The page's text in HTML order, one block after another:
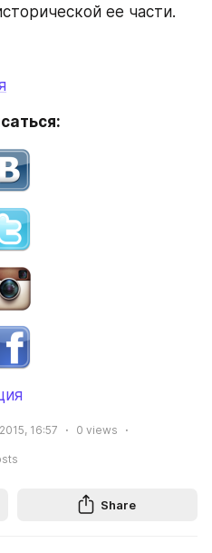
ее части.
16:57 0 views
Share